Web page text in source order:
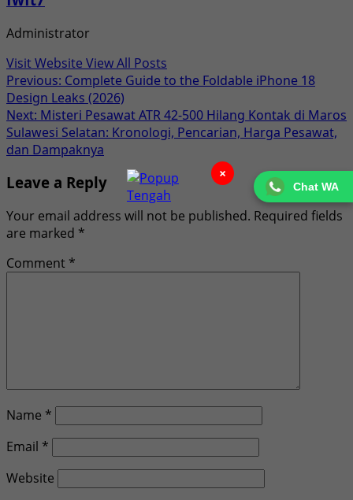
Chat WA
Administrator
Visit Website View All Posts
Post
navigation
Previous: Complete Guide to the Foldable iPhone 18
Design Leaks (2026)
Next: Misteri Pesawat ATR 42-500 Hilang Kontak di Maros
Sulawesi Selatan: Kronologi, Pencarian, Harga Pesawat,
dan Dampaknya
Leave a Reply
Your email address will not be published. Required fields
are marked *
Comment *
Name *
Email *
Website
×